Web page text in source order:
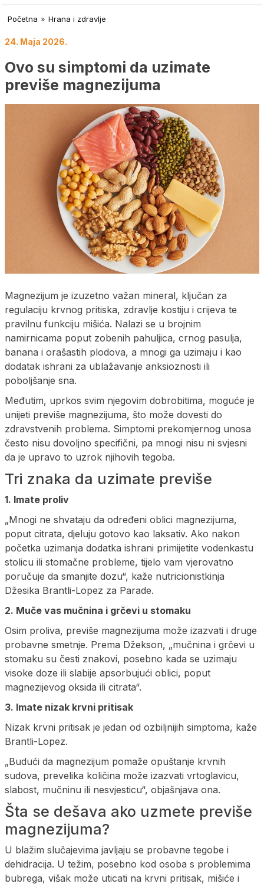
Početna » Hrana i zdravlje
24. Maja 2026.
Ovo su simptomi da uzimate
previše magnezijuma
Magnezijum je izuzetno važan mineral, ključan za
regulaciju krvnog pritiska, zdravlje kostiju i crijeva te
pravilnu funkciju mišića. Nalazi se u brojnim
namirnicama poput zobenih pahuljica, crnog pasulja,
banana i orašastih plodova, a mnogi ga uzimaju i kao
dodatak ishrani za ublažavanje anksioznosti ili
poboljšanje sna.
Međutim, uprkos svim njegovim dobrobitima, moguće je
unijeti previše magnezijuma, što može dovesti do
zdravstvenih problema. Simptomi prekomjernog unosa
često nisu dovoljno specifični, pa mnogi nisu ni svjesni
da je upravo to uzrok njihovih tegoba.
Tri znaka da uzimate previše
1. Imate proliv
„Mnogi ne shvataju da određeni oblici magnezijuma,
poput citrata, djeluju gotovo kao laksativ. Ako nakon
početka uzimanja dodatka ishrani primijetite vodenkastu
stolicu ili stomačne probleme, tijelo vam vjerovatno
poručuje da smanjite dozu“, kaže nutricionistkinja
Džesika Brantli-Lopez za Parade.
2. Muče vas mučnina i grčevi u stomaku
Osim proliva, previše magnezijuma može izazvati i druge
probavne smetnje. Prema Džekson, „mučnina i grčevi u
stomaku su česti znakovi, posebno kada se uzimaju
visoke doze ili slabije apsorbujući oblici, poput
magnezijevog oksida ili citrata“.
3. Imate nizak krvni pritisak
Nizak krvni pritisak je jedan od ozbiljnijih simptoma, kaže
Brantli-Lopez.
„Budući da magnezijum pomaže opuštanje krvnih
sudova, prevelika količina može izazvati vrtoglavicu,
slabost, mučninu ili nesvjesticu“, objašnjava ona.
Šta se dešava ako uzmete previše
magnezijuma?
U blažim slučajevima javljaju se probavne tegobe i
dehidracija. U težim, posebno kod osoba s problemima
bubrega, višak može uticati na krvni pritisak, mišiće i